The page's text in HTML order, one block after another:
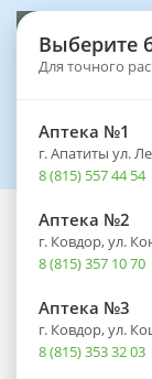
Выберите
Для точного
Аптека №1
г. Апатиты ул.
8 (815) 557 44 54
Аптека №2
г. Ковдор, ул.
8 (815) 357 10 70
Аптека №3
г. Ковдор, ул.
8 (815) 353 32 03
Каталог Оптика
Линзы
дней) R 8.6